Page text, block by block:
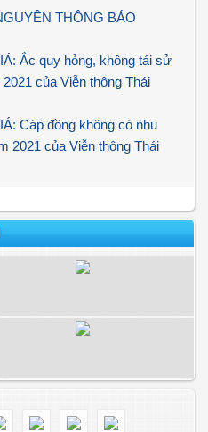
THÔNG BÁO
Ắc quy hỏng, không tái sử
của Viễn thông Thái
Cáp đồng không có nhu
2021 của Viễn thông Thái